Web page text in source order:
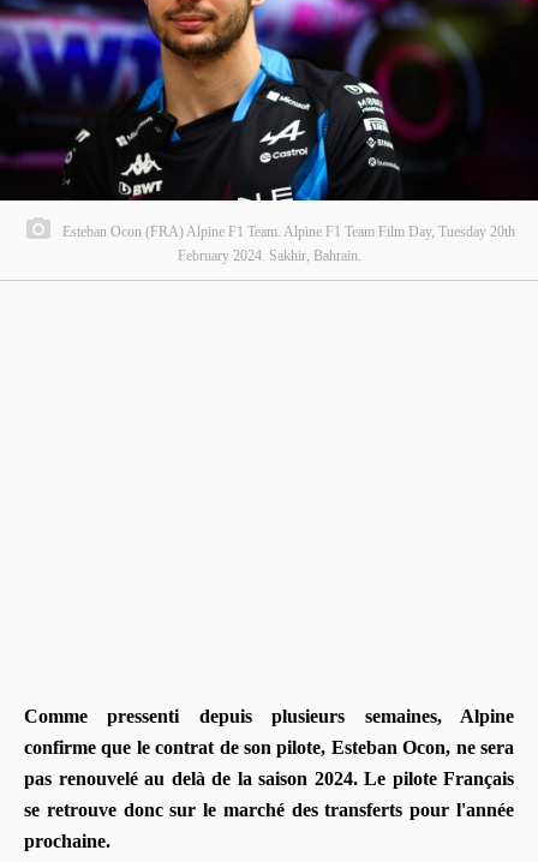
Esteban Ocon (FRA) Alpine F1 Team. Alpine F1 Team Film Day, Tuesday 20th
February 2024. Sakhir, Bahrain.
Comme pressenti depuis plusieurs semaines, Alpine
confirme que le contrat de son pilote, Esteban Ocon, ne sera
pas renouvelé au delà de la saison 2024. Le pilote Français
se retrouve donc sur le marché des transferts pour l'année
prochaine.